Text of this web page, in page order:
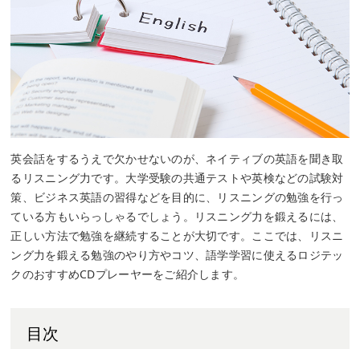
英会話をするうえで欠かせないのが、ネイティブの英語を聞き取
るリスニング力です。大学受験の共通テストや英検などの試験対
策、ビジネス英語の習得などを目的に、リスニングの勉強を行っ
ている方もいらっしゃるでしょう。リスニング力を鍛えるには、
正しい方法で勉強を継続することが大切です。ここでは、リスニ
ング力を鍛える勉強のやり方やコツ、語学学習に使えるロジテッ
クのおすすめCDプレーヤーをご紹介します。
目次